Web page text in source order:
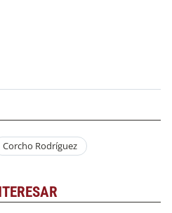
Corcho Rodríguez